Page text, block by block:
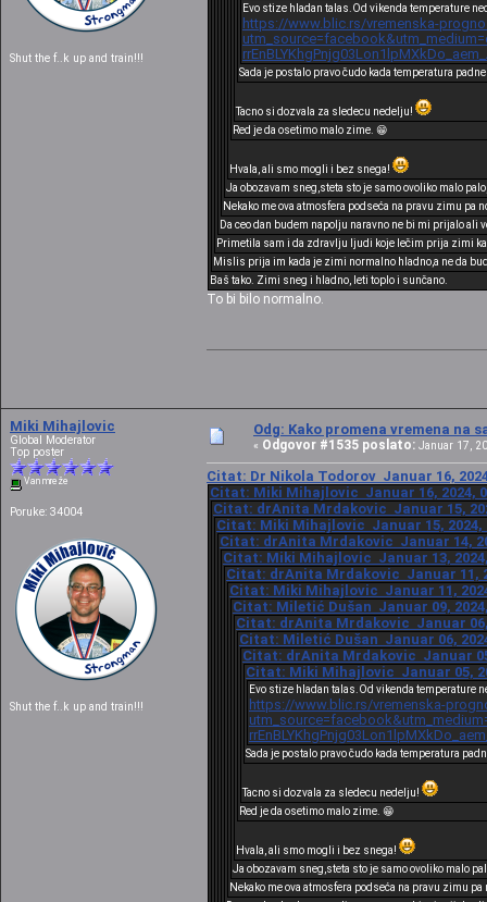
Shut the f..k up and train!!!
Evo stize hladan talas.Od vikenda temperature
https://www.blic.rs/vremenska-
Sada je postalo pravo čudo kada temperatura
Tacno si dozvala za sledecu nedelju!
Red je da osetimo malo zime. 😁
Hvala, ali smo mogli i bez snega!
Ja obozavam sneg,steta sto je samo ovoliko malo
Nekako me ova atmosfera podseća na pravu zimu
Da ceo dan budem napolju naravno ne bi mi prijalo
Primetila sam i da zdravlju ljudi koje lečim prija zimi
Mislis prija im kada je zimi normalno hladno,a ne da
Baš tako. Zimi sneg i hladno, leti toplo i sunčano.
To bi bilo normalno.
Miki Mihajlovic
Global Moderator
Top poster
Van mreže
Poruke: 34004
Shut the f..k up and train!!!
Odg: Kako promena vremena na
« Odgovor #1535 poslato: Januar 17,
Citat: Dr Nikola Todorov Januar 16,
Citat: Miki Mihajlovic Januar 16, 2024,
Citat: drAnita Mrdakovic Januar 15,
Citat: Miki Mihajlovic Januar 15, 2024,
Citat: drAnita Mrdakovic Januar 14,
Citat: Miki Mihajlovic Januar 13,
Citat: drAnita Mrdakovic Januar 11,
Citat: Miki Mihajlovic Januar 11,
Citat: Miletić Dušan Januar 09,
Citat: drAnita Mrdakovic Januar 06,
Citat: Miletić Dušan Januar 06,
Citat: drAnita Mrdakovic Januar
Citat: Miki Mihajlovic Januar 05,
Evo stize hladan talas.Od vikenda temperature
https://www.blic.rs/vremenska-
Sada je postalo pravo čudo kada temperatura
Tacno si dozvala za sledecu nedelju!
Red je da osetimo malo zime. 😁
Hvala, ali smo mogli i bez snega!
Ja obozavam sneg,steta sto je samo ovoliko malo
Nekako me ova atmosfera podseća na pravu zimu